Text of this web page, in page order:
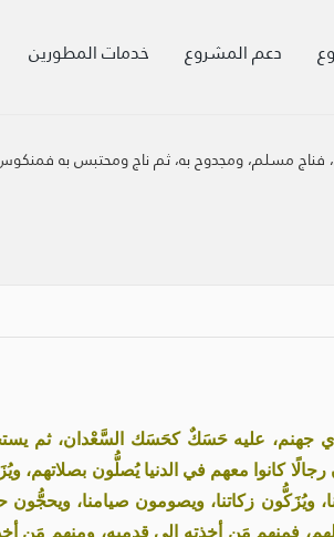
دعم المشروع خدمات المطورين
مسلم، ومجدوح به، ثم ناج ومحتبس به
جهنم، عليه حَسَكٌ كحَسَك السَّعْدان، ثم
كانوا معهم في الدنيا يُصلُّون بصلاتهم،
ويُزَكُّون زكاتنا، ويصومون صيامنا، ويحجُّون
فمنهم مَن أخذته إلى قدميه، ومنهم مَن